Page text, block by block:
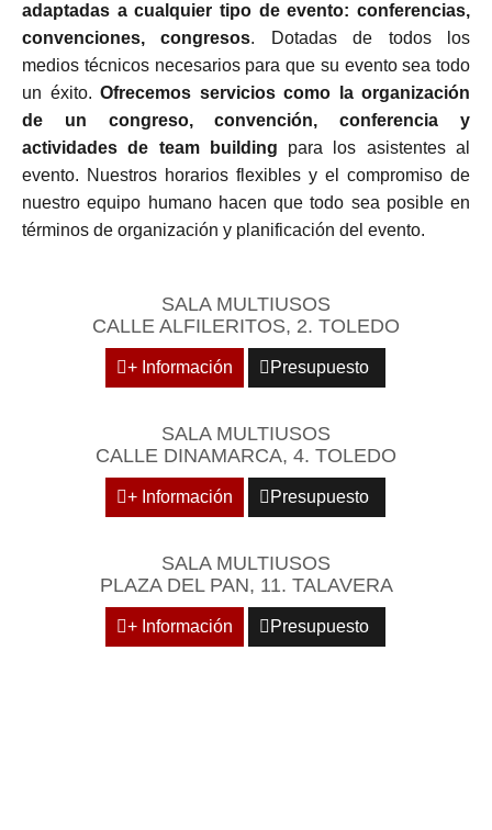
adaptadas a cualquier tipo de evento: conferencias,
convenciones, congresos. Dotadas de todos los
medios técnicos necesarios para que su evento sea todo
un éxito. Ofrecemos servicios como la organización
de un congreso, convención, conferencia y
actividades de team building para los asistentes al
evento. Nuestros horarios flexibles y el compromiso de
nuestro equipo humano hacen que todo sea posible en
términos de organización y planificación del evento.
SALA MULTIUSOS
CALLE ALFILERITOS, 2. TOLEDO
+ Información Presupuesto
SALA MULTIUSOS
CALLE DINAMARCA, 4. TOLEDO
+ Información Presupuesto
SALA MULTIUSOS
PLAZA DEL PAN, 11. TALAVERA
+ Información Presupuesto